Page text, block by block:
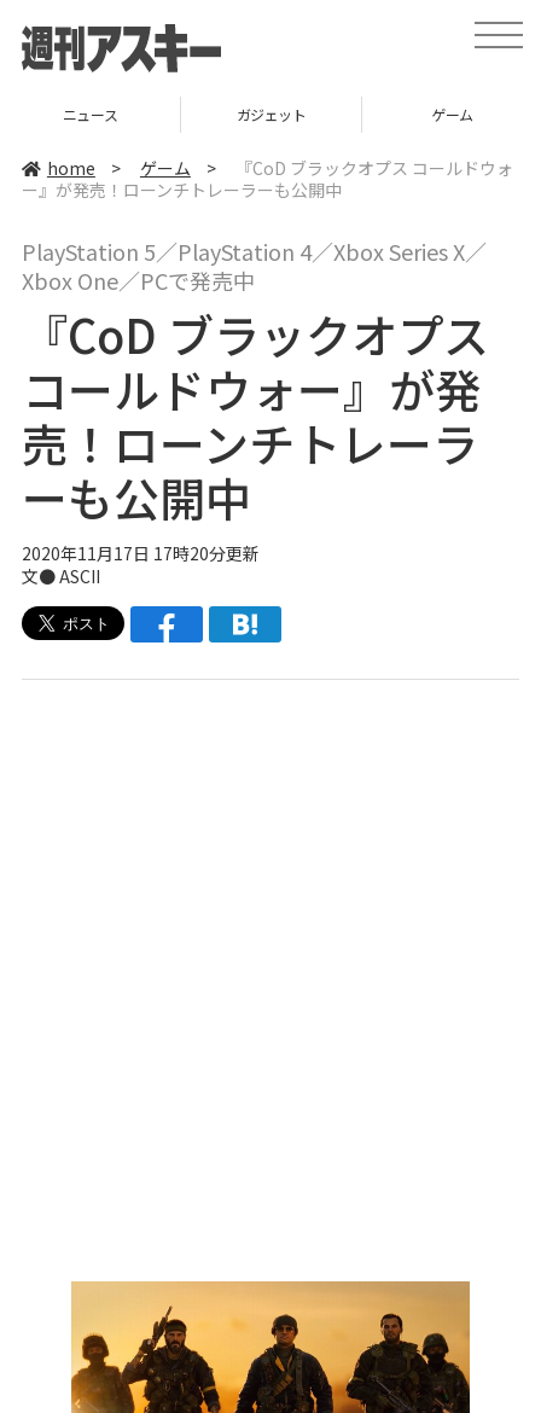
t
o
v
ニュース ガジェット ゲーム
home > ゲーム >
『CoD ブラックオプス コールドウォ
ー』が発売！ローンチトレーラーも公開中
PlayStation 5／PlayStation 4／Xbox Series X／
Xbox One／PCで発売中
『CoD ブラックオプス
コールドウォー』が発
売！ローンチトレーラ
ーも公開中
2020年11月17日 17時20分更新
文● ASCII